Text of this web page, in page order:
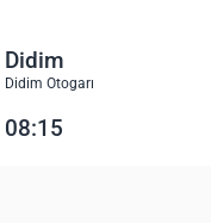
Didim
Didim Otogarı
08:15